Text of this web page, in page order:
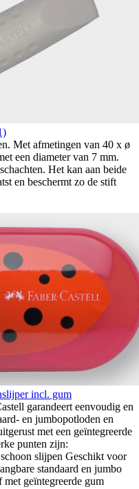
Met afmetingen van 40 x ø
een diameter van 7 mm.
Het kan aan beide
en beschermt zo de stift
incl. gum
garandeert eenvoudig en
en jumbopotloden en
met een geïntegreerde
punten zijn:
slijpen Geschikt voor
standaard en jumbo
geïntegreerde gum